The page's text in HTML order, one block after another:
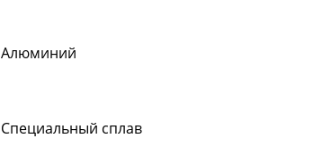
Алюминий
Специальный сплав